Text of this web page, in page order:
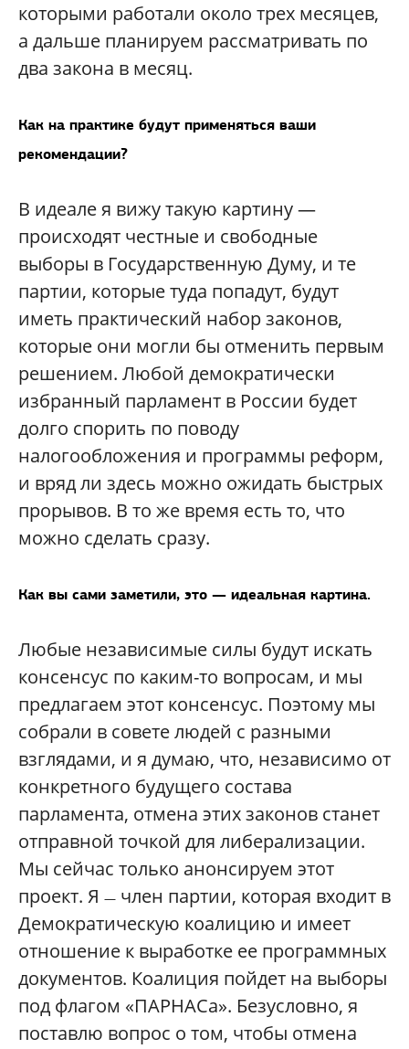
которыми работали около трех месяцев,
а дальше планируем рассматривать по
два закона в месяц.
Как на практике будут применяться ваши
рекомендации?
В идеале я вижу такую картину —
происходят честные и свободные
выборы в Государственную Думу, и те
партии, которые туда попадут, будут
иметь практический набор законов,
которые они могли бы отменить первым
решением. Любой демократически
избранный парламент в России будет
долго спорить по поводу
налогообложения и программы реформ,
и вряд ли здесь можно ожидать быстрых
прорывов. В то же время есть то, что
можно сделать сразу.
Как вы сами заметили, это — идеальная картина.
Любые независимые силы будут искать
консенсус по каким-то вопросам, и мы
предлагаем этот консенсус. Поэтому мы
собрали в совете людей с разными
взглядами, и я думаю, что, независимо от
конкретного будущего состава
парламента, отмена этих законов станет
отправной точкой для либерализации.
Мы сейчас только анонсируем этот
проект. Я — член партии, которая входит в
Демократическую коалицию и имеет
отношение к выработке ее программных
документов. Коалиция пойдет на выборы
под флагом «ПАРНАСа». Безусловно, я
поставлю вопрос о том, чтобы отмена